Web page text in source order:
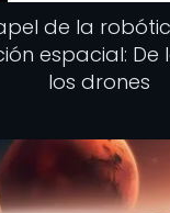
de la
espacial: De
los drones